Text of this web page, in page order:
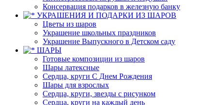
Консервация подарков в железную банку
УКРАШЕНИЯ И ПОДАРКИ ИЗ ШАРОВ
Цветы из шаров
Украшение школьных праздников
Украшение Выпускного в Детском саду
ШАРЫ
Готовые композиции из шаров
Шары латексные
Сердца, круги С Днем Рождения
Шары для взрослых
Сердца, круги, звезды с рисунком
Сердца, круги на каждый день